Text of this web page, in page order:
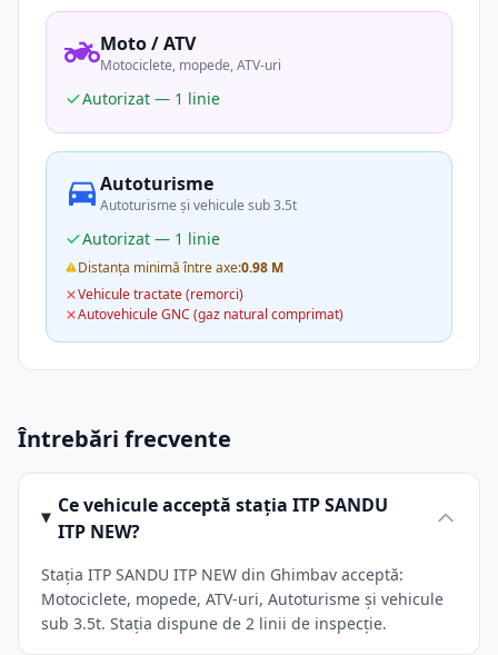
Moto / ATV
Motociclete, mopede, ATV-uri
Autorizat — 1 linie
Autoturisme
Autoturisme și vehicule sub 3.5t
Autorizat — 1 linie
Distanța minimă între axe:0.98 M
Vehicule tractate (remorci)
Autovehicule GNC (gaz natural comprimat)
Întrebări frecvente
Ce vehicule acceptă stația ITP SANDU
ITP NEW?
Stația ITP SANDU ITP NEW din Ghimbav acceptă:
Motociclete, mopede, ATV-uri, Autoturisme și vehicule
sub 3.5t. Stația dispune de 2 linii de inspecție.